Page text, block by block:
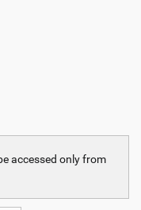
accessed only from